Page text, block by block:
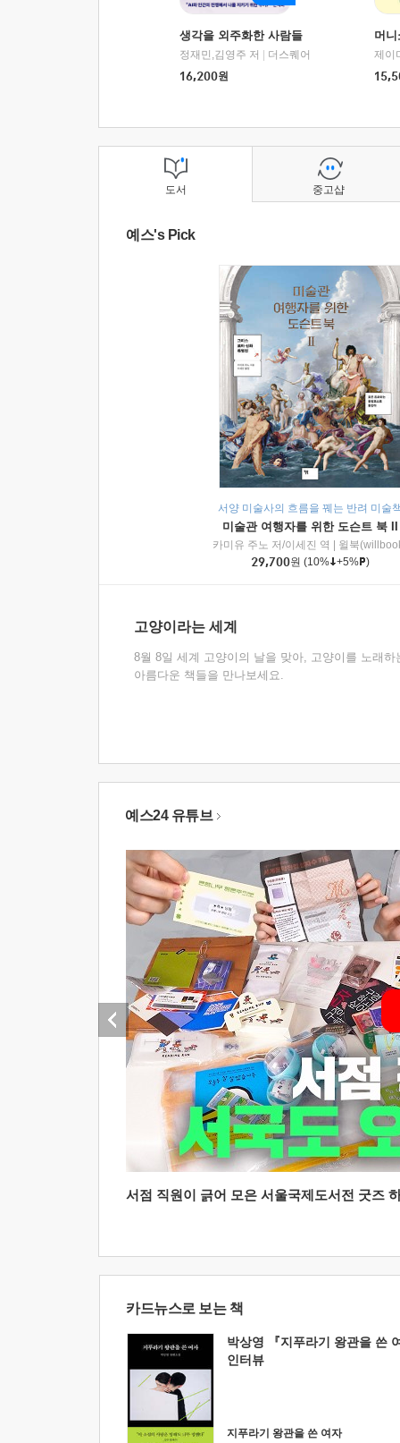
생각을 외주화한 사람들
정재민,김영주 저
더스퀘어
16,200원
머
도서
예스's Pick
서양 미술사의 흐름을 꿰는 반려 미술
미술관 여행자를 위한 도슨트 북 II
카미유 주노 저/이세진 역
윌북
29,700원 (10% +5% )
고양이라는 세계
8월 8일 세계 고양이의 날을 맞아, 고양이를 노래하
아름다운 책들을 만나보세요.
중고샵
예스24 유튜브
서점 직원이 긁어 모은 서울국제도서전 굿즈
카드뉴스로 보는 책
박상영 『지푸라기 왕관을 쓴
인터뷰
지푸라기 왕관을 쓴 여자